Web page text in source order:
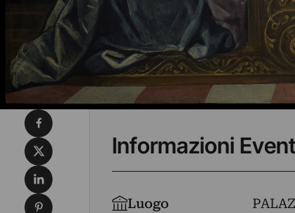
Informazioni
Luogo
Condividi su Facebook
Condividi su X
Condividi su LinkedIn
Condividi su Pinterest